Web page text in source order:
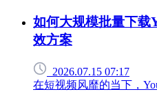
如何大规模批量下载
效方案
2026.07.15 07:17
在短视频风靡的当下，